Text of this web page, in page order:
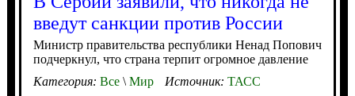
введут санкции против России
Министр правительства республики Ненад Попович
подчеркнул, что страна терпит огромное давление
Категория: Все\Мир Источник: ТАСС